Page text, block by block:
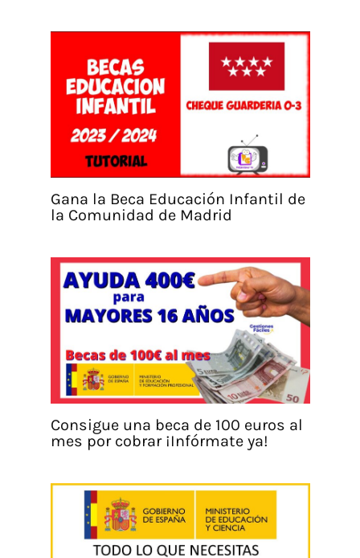
Gana la Beca Educación Infantil de
la Comunidad de Madrid
Consigue una beca de 100 euros al
mes por cobrar ¡Infórmate ya!